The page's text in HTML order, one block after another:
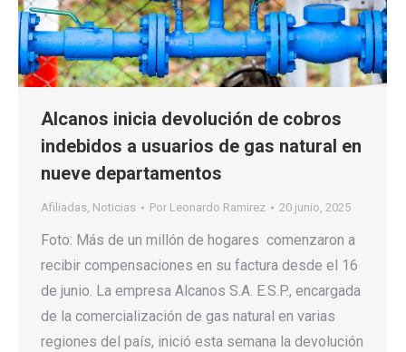
Alcanos inicia devolución de cobros
indebidos a usuarios de gas natural en
nueve departamentos
Afiliadas, Noticias Por Leonardo Ramirez 20 junio, 2025
Foto: Más de un millón de hogares comenzaron a
recibir compensaciones en su factura desde el 16
de junio. La empresa Alcanos S.A. E.S.P., encargada
de la comercialización de gas natural en varias
regiones del país, inició esta semana la devolución